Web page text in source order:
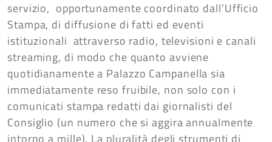
servizio, opportunamente coordinato dall’Ufficio
Stampa, di diffusione di fatti ed eventi
istituzionali attraverso radio, televisioni e canali
streaming, di modo che quanto avviene
quotidianamente a Palazzo Campanella sia
immediatamente reso fruibile, non solo con i
comunicati stampa redatti dai giornalisti del
Consiglio (un numero che si aggira annualmente
intorno a mille). La pluralità degli strumenti di